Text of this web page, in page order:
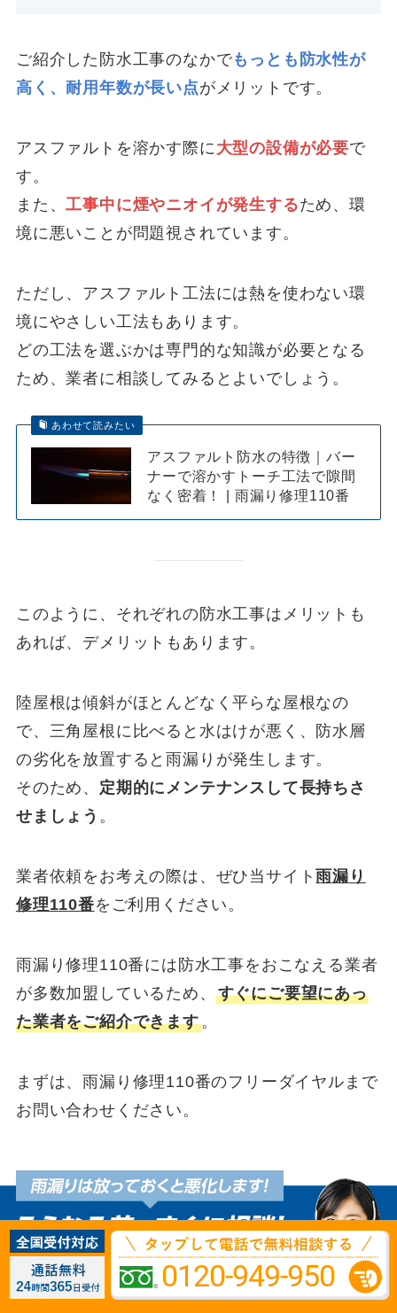
ご紹介した防水工事のなかでもっとも防水性が
高く、耐用年数が長い点がメリットです。
アスファルトを溶かす際に大型の設備が必要で
す。
また、工事中に煙やニオイが発生するため、環
境に悪いことが問題視されています。
ただし、アスファルト工法には熱を使わない環
境にやさしい工法もあります。
どの工法を選ぶかは専門的な知識が必要となる
ため、業者に相談してみるとよいでしょう。
あわせて読みたい
アスファルト防水の特徴｜バー
ナーで溶かすトーチ工法で隙間
なく密着！ | 雨漏り修理110番
このように、それぞれの防水工事はメリットも
あれば、デメリットもあります。
陸屋根は傾斜がほとんどなく平らな屋根なの
で、三角屋根に比べると水はけが悪く、防水層
の劣化を放置すると雨漏りが発生します。
そのため、 定期的にメンテナンスして長持ちさ
せましょう 。
業者依頼をお考えの際は、ぜひ当サイト 雨漏り
修理110番をご利用ください。
雨漏り修理110番には防水工事をおこなえる業者
が多数加盟しているため、 すぐにご要望にあっ
た業者をご紹介できます。
まずは、雨漏り修理110番のフリーダイヤルまで
お問い合わせください。
0120-949-950